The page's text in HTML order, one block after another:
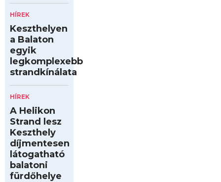
HÍREK
Keszthelyen
a Balaton
egyik
legkomplexebb
strandkínálata
HÍREK
A Helikon
Strand lesz
Keszthely
díjmentesen
látogatható
balatoni
fürdőhelye